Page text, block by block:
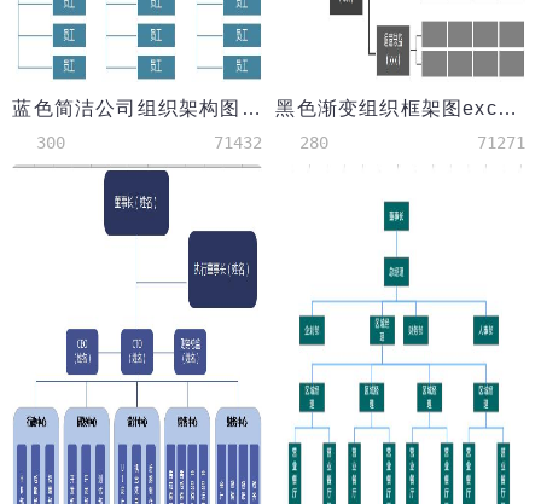
蓝色简洁公司组织架构图excel模板
300 71432
黑色渐变组织框架图excel表格模板
280 71271